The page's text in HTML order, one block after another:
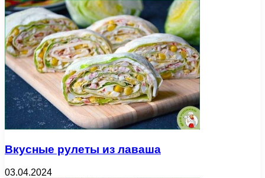
Вкусные рулеты из лаваша
03.04.2024